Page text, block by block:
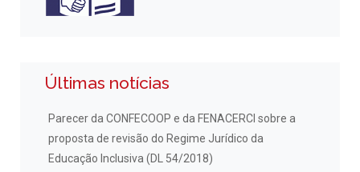
Últimas notícias
Parecer da CONFECOOP e da FENACERCI sobre a
proposta de revisão do Regime Jurídico da
Educação Inclusiva (DL 54/2018)